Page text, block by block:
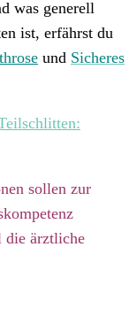
was generell
ist, erfährst du
und Sicheres
sollen zur
die ärztliche